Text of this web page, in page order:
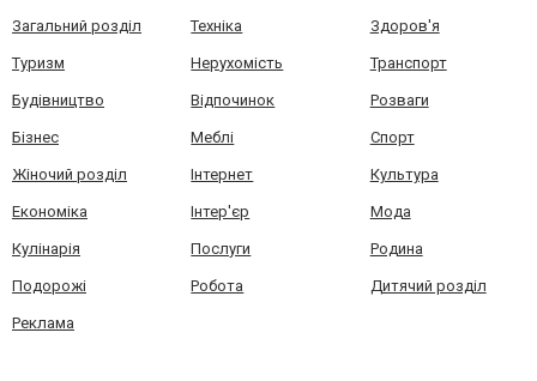
Загальний розділ Техніка Здоров'я
Туризм Нерухомість Транспорт
Будівництво Відпочинок Розваги
Бізнес Меблі Спорт
Жіночий розділ Інтернет Культура
Економіка Інтер'єр Мода
Кулінарія Послуги Родина
Подорожі Робота Дитячий розділ
Реклама